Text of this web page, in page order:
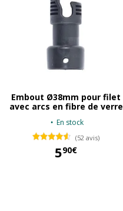
Embout Ø38mm pour filet
avec arcs en fibre de verre
En stock
(52 avis)
590€